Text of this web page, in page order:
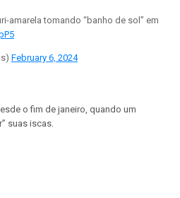
amarela tomando “banho de sol” em
February 6, 2024
o fim de janeiro, quando um
suas iscas.